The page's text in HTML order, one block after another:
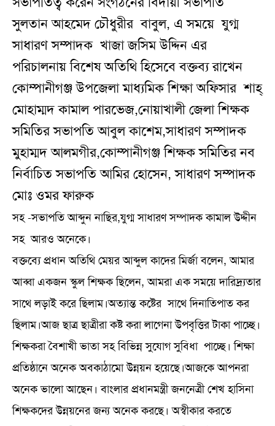
সুলতান আহমেদ চৌধুরীর বাবুল, এ সময়ে যুগ্ম
সাধারণ সম্পাদক খাজা জসিম উদ্দিন এর
পরিচালনায় বিশেষ অতিথি হিসেবে বক্তব্য রাখেন
কোম্পানীগঞ্জ উপজেলা মাধ্যমিক শিক্ষা অফিসার শাহ্
মোহাম্মদ কামাল পারভেজ,নোয়াখালী জেলা শিক্ষক
সমিতির সভাপতি আবুল কাশেম,সাধারণ সম্পাদক
মুহাম্মদ আলমগীর,কোম্পানীগঞ্জ শিক্ষক সমিতির নব
নির্বাচিত সভাপতি আমির হোসেন, সাধারণ সম্পাদক
মোঃ ওমর ফারুক
সহ -সভাপতি আব্দুন নাছির,যুগ্ম সাধারণ সম্পাদক কামাল উদ্দীন
সহ আরও অনেকে।
বক্তব্যে প্রধান অতিথি মেয়র আব্দুল কাদের মির্জা বলেন, আমার
আব্বা একজন স্কুল শিক্ষক ছিলেন, আমরা এক সময়ে দারিদ্র্যতার
সাথে লড়াই করে ছিলাম।অত্যান্ত কষ্টের সাথে দিনাতিপাত কর
ছিলাম।আজ ছাত্র ছাত্রীরা কষ্ট করা লাগেনা উপবৃত্তির টাকা পাচ্ছে।
শিক্ষকরা বৈশাখী ভাতা সহ বিভিন্ন সুযোগ সুবিধা পাচ্ছে। শিক্ষা
প্রতিষ্ঠানে অনেক অবকাঠামো উন্নয়ন হয়েছে।আজকে আপনরা
অনেক ভালো আছেন। বাংলার প্রধানমন্ত্রী জননেত্রী শেখ হাসিনা
শিক্ষকদের উন্নয়নের জন্য অনেক করছে। অস্বীকার করতে